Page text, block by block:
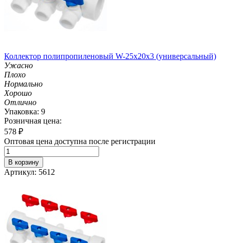
Коллектор полипропиленовый W-25х20х3 (универсальный)
Ужасно
Плохо
Нормально
Хорошо
Отлично
Упаковка: 9
Розничная цена:
578 ₽
Оптовая цена доступна после регистрации
В корзину
Артикул: 5612